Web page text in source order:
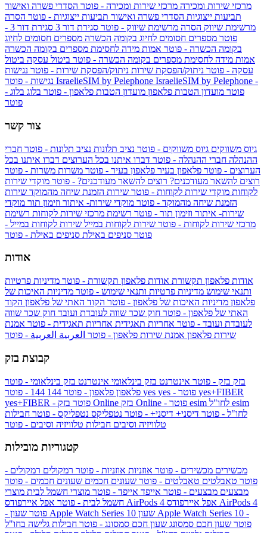
מרכזי שירות ומכירה מרכזי שירות ומכירה - פוטר הסדרי פשרה ואישור
תביעות ייצוגיות הסדרי פשרה ואישור תביעות ייצוגיות - פוטר הסרה
מרשימת שיווק הסרה מרשימת שיווק - פוטר סגירת דור 3
סגירת דור 3 -
פוטר מספרים חסומים לחיוג בקומה הכשרה מספרים חסומים לחיוג
בקומה הכשרה - פוטר אמות מידה לחסימת מספרים בקומה הכשרה
אמות מידה לחסימת מספרים בקומה הכשרה - פוטר ביטול עסקה ביטול
עסקה - פוטר ניתוק/הפסקת שירות ניתוק/הפסקת שירות - פוטר נגישות
IsraelieSIM by Pelephone IsraelieSIM by Pelephone -
פוטר מועדון הטבות פלאפון מועדון הטבות פלאפון - פוטר בלוג בלוג -
פוטר
צור קשר
גיוס משווקים גיוס משווקים - פוטר נציב תלונות נציב תלונות - פוטר חברי
ההנהלה חברי ההנהלה - פוטר דברו איתנו בכל הערוצים דברו איתנו בכל
הערוצים - פוטר פלאפון בעיר פלאפון בעיר - פוטר משרות משרות - פוטר
רוצים להשאר מעודכנים? רוצים להשאר מעודכנים? - פוטר מוקדי שירות
לקוחות מוקדי שירות לקוחות - פוטר שירות הזמנת שיחה מהמוקד שירות
הזמנת שיחה מהמוקד - פוטר מוקדי שירות- איתור וזימון תור מוקדי
שירות- איתור וזימון תור - פוטר רשימת מרכזי שירות לקוחות רשימת
מרכזי שירות לקוחות - פוטר שירות לקוחות במייל שירות לקוחות במייל -
פוטר סניפים באילת סניפים באילת - פוטר
אודות
אודות פלאפון תקשורת אודות פלאפון תקשורת - פוטר מדיניות פרטיות
ותנאי שימוש מדיניות פרטיות ותנאי שימוש - פוטר מדיניות האיכות של
פלאפון מדיניות האיכות של פלאפון - פוטר הקוד האתי של פלאפון הקוד
האתי של פלאפון - פוטר חוק שכר שווה לעובדת ועובד חוק שכר שווה
לעובדת ועובד - פוטר אחריות תאגידית אחריות תאגידית - פוטר אמנת
שירות פלאפון אמנת שירות פלאפון - פוטר العربية العربية - פוטר
קבוצת בזק
בזק בזק - פוטר אינטרנט בזק בינלאומי אינטרנט בזק בינלאומי - פוטר
פלאפון פלאפון - פוטר 144 yes
yes+FIBER
yes+FIBER - פוטר בזק Online
esim
לחו"ל - פוטר דיסני+ דיסני+ - פוטר נטפליקס נטפליקס - פוטר חבילות
טלוויזיה וסיבים חבילות טלוויזיה וסיבים - פוטר
קטגוריות מובילות
מכשירים מכשירים - פוטר אוזניות אוזניות - פוטר רמקולים רמקולים -
פוטר טאבלטים טאבלטים - פוטר שעונים חכמים שעונים חכמים - פוטר
מבצעים מבצעים - פוטר אייפד אייפד - פוטר מוצרי חשמל לבית מוצרי
חשמל לבית - פוטר אפל איירפודס AirPods 4 אפל איירפודס AirPods 4
- פוטר שעון Apple Watch Series 10 שעון Apple Watch Series 10 -
פוטר שעון חכם סמסונג שעון חכם סמסונג - פוטר חבילות גלישה בחו"ל